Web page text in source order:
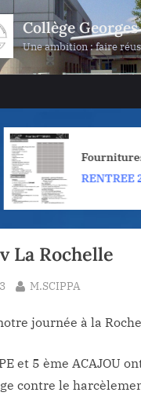
Collège
Une ambition : faire
Fournitures
RENTREE 2026
La Rochelle
By
M.SCIPPA
journée à la
et 5 ème ACAJOU
contre le